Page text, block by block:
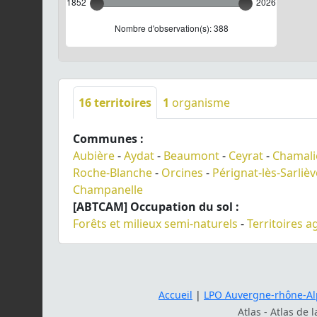
Nombre d'observation(s): 388
16territoires 1 organisme
Communes :
Aubière-Aydat- Beaumont- Ceyrat-
Roche-Blanche- Orcines - Pérignat-lès-
Champanelle
[ABTCAM] Occupation du sol :
Forêts et milieux semi-naturels -Territoires
Accueil | LPO Auvergne-rhône-
Atlas - Atlas de